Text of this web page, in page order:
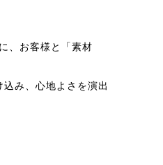
、お客様と「素材
み、心地よさを演出